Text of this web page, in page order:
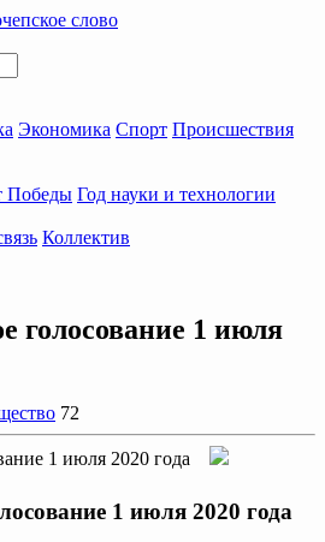
Экономика Спорт Происшествия
Победы Год науки и технологии
Коллектив
голосование 1 июля
72
1 июля 2020 года
1 июля 2020 года